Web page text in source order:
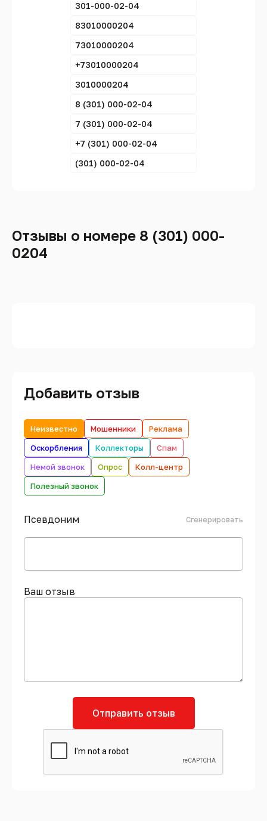
301-000-02-04
83010000204
73010000204
+73010000204
3010000204
8 (301) 000-02-04
7 (301) 000-02-04
+7 (301) 000-02-04
(301) 000-02-04
Отзывы о номере 8 (301) 000-
0204
Добавить отзыв
Неизвестно Мошенники
Реклама
Оскорбления
Коллекторы
Спам
Немой звонок
Опрос
Колл-центр
Полезный звонок
Псевдоним Сгенерировать
Ваш отзыв
Отправить отзыв